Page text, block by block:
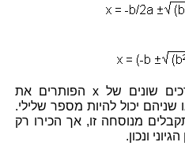
ניתן לראות כי יתכנו שני ערכים שונים של x הפותרים את
יכול להיות מספר שלילי.
מנוסחה זו, אך הכירו רק
ונכון.